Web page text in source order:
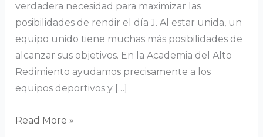
verdadera necesidad para maximizar las
posibilidades de rendir el día J. Al estar unida, un
equipo unido tiene muchas más posibilidades de
alcanzar sus objetivos. En la Academia del Alto
Redimiento ayudamos precisamente a los
equipos deportivos y […]
Read More »